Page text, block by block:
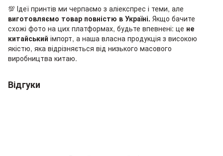
💯 Ідеї принтів ми черпаємо з аліекспрес і теми, але
виготовляємо товар повністю в Україні. Якщо бачите
схожі фото на цих платформах, будьте впевнені: це не
китайський імпорт, а наша власна продукція з високою
якістю, яка відрізняється від низького масового
виробництва китаю.
Відгуки